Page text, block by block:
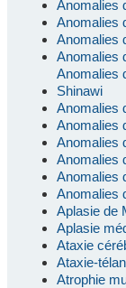
Anomalies
Anomalies
Anomalies
Anomalies
Anomalies
Shinawi
Anomalies
Anomalies
Anomalies
Anomalies
Anomalies
Anomalies
Aplasie de
Aplasie
Ataxie
Ataxie-
Atrophie